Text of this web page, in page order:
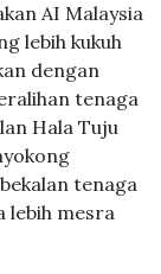
AI Malaysia
lebih kukuh
dengan
tenaga
Hala Tuju
tenaga
lebih mesra